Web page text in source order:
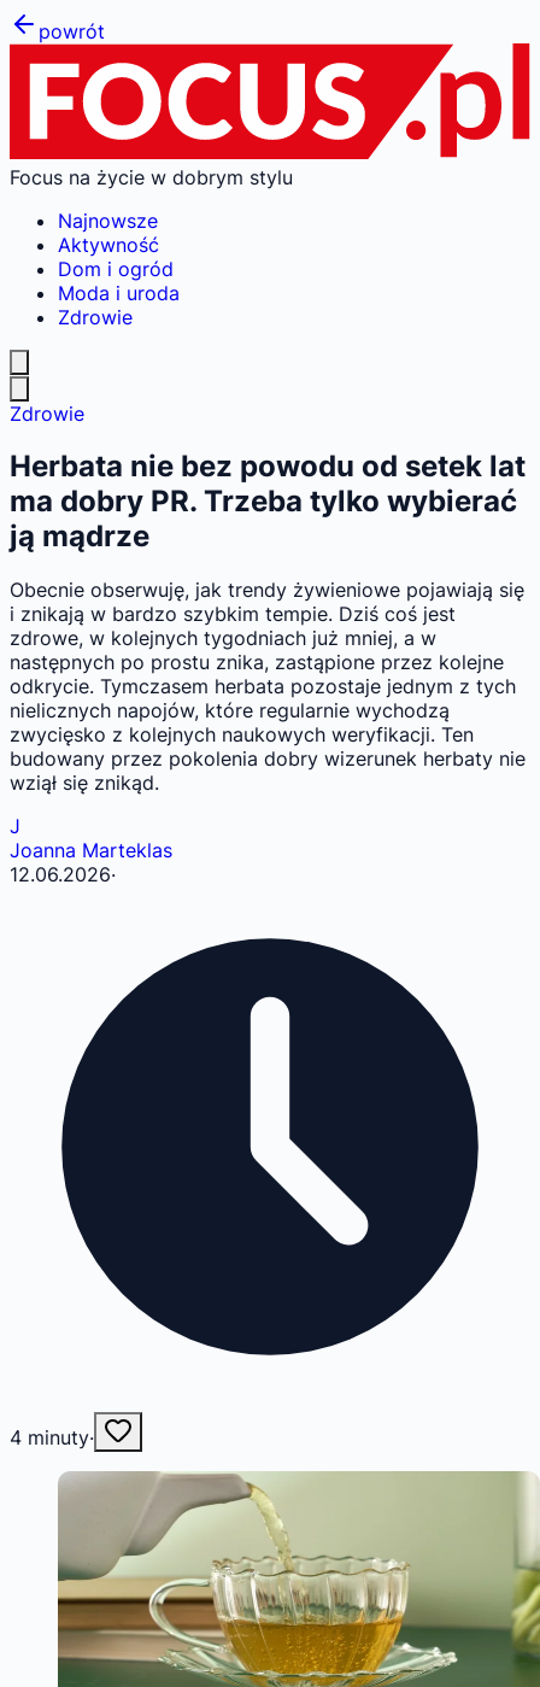
powrót
Focus na życie w dobrym stylu
Najnowsze
Aktywność
Dom i ogród
Moda i uroda
Zdrowie
Zdrowie
Herbata nie bez powodu od setek lat
ma dobry PR. Trzeba tylko wybierać
ją mądrze
Obecnie obserwuję, jak trendy żywieniowe pojawiają się
i znikają w bardzo szybkim tempie. Dziś coś jest
zdrowe, w kolejnych tygodniach już mniej, a w
następnych po prostu znika, zastąpione przez kolejne
odkrycie. Tymczasem herbata pozostaje jednym z tych
nielicznych napojów, które regularnie wychodzą
zwycięsko z kolejnych naukowych weryfikacji. Ten
budowany przez pokolenia dobry wizerunek herbaty nie
wziął się znikąd.
J
Joanna Marteklas
12.06.2026·
4 minuty·